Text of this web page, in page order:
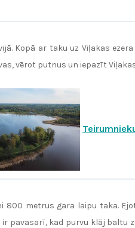
Kopā ar taku uz Viļakas
vērot putnus un iepazīt
800 metrus gara laipu taka.
pavasarī, kad purvu klāj baltu